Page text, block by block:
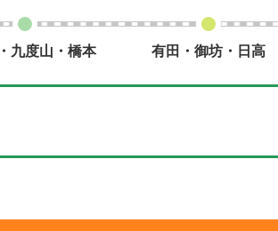
九度山・橋本 有田・御坊・日高